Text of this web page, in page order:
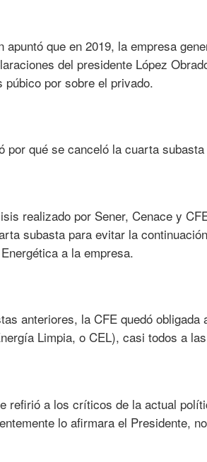
apuntó que en 2019, la empresa
del presidente López
púbico por sobre el privado.
por qué se canceló la cuarta
realizado por Sener, Cenace y
subasta para evitar la
a la empresa.
anteriores, la CFE quedó
Limpia, o CEL), casi todos a
refirió a los críticos de la actual
lo afirmara el Presidente,